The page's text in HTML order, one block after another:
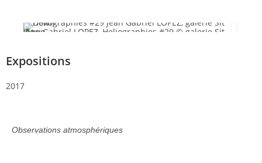
Jean Gabriel LOPEZ, Heliographies #29 © galerie Sit Down
Expositions
2017
Observations atmosphériques